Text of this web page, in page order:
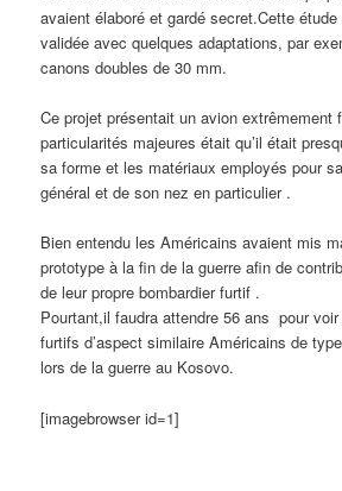
avaient élaboré et gardé secret.Cette
validée avec quelques adaptations, par
canons doubles de 30 mm.
Ce projet présentait un avion extrêmement
particularités majeures était qu’il était
sa forme et les matériaux employés pour
général et de son nez en particulier .
Bien entendu les Américains avaient mis
prototype à la fin de la guerre afin de
de leur propre bombardier furtif .
Pourtant,il faudra attendre 56 ans pour
furtifs d’aspect similaire Américains de
lors de la guerre au Kosovo.
[imagebrowser id=1]